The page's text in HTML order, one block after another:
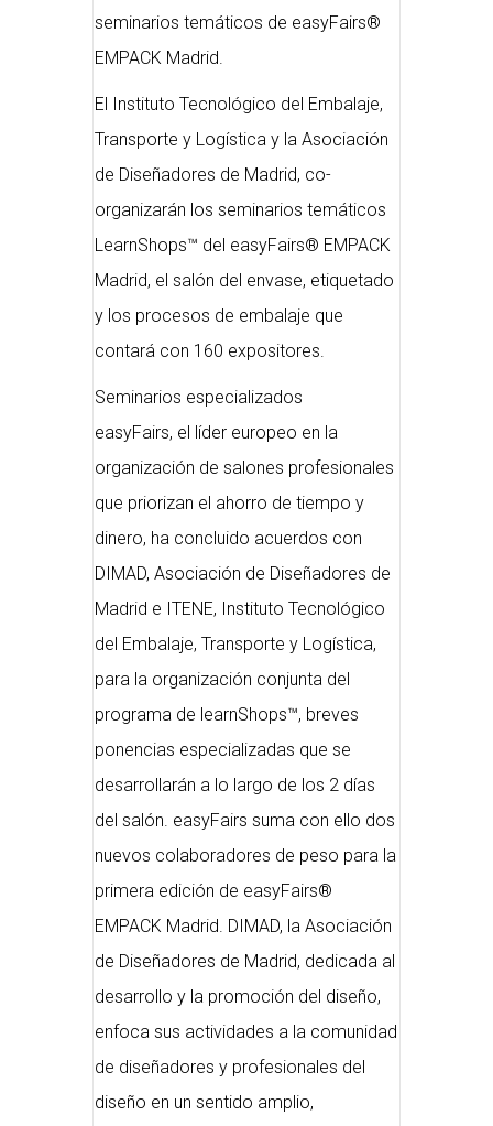
seminarios temáticos de easyFairs®
EMPACK Madrid.
El Instituto Tecnológico del Embalaje,
Transporte y Logística y la Asociación
de Diseñadores de Madrid, co-
organizarán los seminarios temáticos
LearnShops™ del easyFairs® EMPACK
Madrid, el salón del envase, etiquetado
y los procesos de embalaje que
contará con 160 expositores.
Seminarios especializados
easyFairs, el líder europeo en la
organización de salones profesionales
que priorizan el ahorro de tiempo y
dinero, ha concluido acuerdos con
DIMAD, Asociación de Diseñadores de
Madrid e ITENE, Instituto Tecnológico
del Embalaje, Transporte y Logística,
para la organización conjunta del
programa de learnShops™, breves
ponencias especializadas que se
desarrollarán a lo largo de los 2 días
del salón. easyFairs suma con ello dos
nuevos colaboradores de peso para la
primera edición de easyFairs®
EMPACK Madrid. DIMAD, la Asociación
de Diseñadores de Madrid, dedicada al
desarrollo y la promoción del diseño,
enfoca sus actividades a la comunidad
de diseñadores y profesionales del
diseño en un sentido amplio,